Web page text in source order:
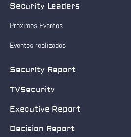
Security Leaders
Próximos Eventos
Eventos realizados
Security Report
TVSecurity
Executive Report
Decision Report